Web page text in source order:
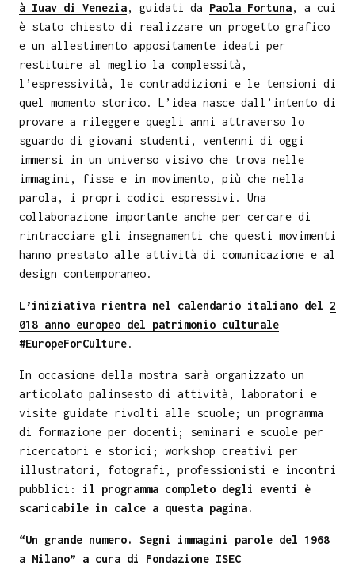
à Iuav di Venezia, guidati da Paola Fortuna, a cui
è stato chiesto di realizzare un progetto grafico
e un allestimento appositamente ideati per
restituire al meglio la complessità,
l’espressività, le contraddizioni e le tensioni di
quel momento storico. L’idea nasce dall’intento di
provare a rileggere quegli anni attraverso lo
sguardo di giovani studenti, ventenni di oggi
immersi in un universo visivo che trova nelle
immagini, fisse e in movimento, più che nella
parola, i propri codici espressivi. Una
collaborazione importante anche per cercare di
rintracciare gli insegnamenti che questi movimenti
hanno prestato alle attività di comunicazione e al
design contemporaneo.
L’iniziativa rientra nel calendario italiano del 2
018 anno europeo del patrimonio culturale
#EuropeForCulture.
In occasione della mostra sarà organizzato un
articolato palinsesto di attività, laboratori e
visite guidate rivolti alle scuole; un programma
di formazione per docenti; seminari e scuole per
ricercatori e storici; workshop creativi per
illustratori, fotografi, professionisti e incontri
pubblici: il programma completo degli eventi è
scaricabile in calce a questa pagina.
“Un grande numero. Segni immagini parole del 1968
a Milano” a cura di Fondazione ISEC